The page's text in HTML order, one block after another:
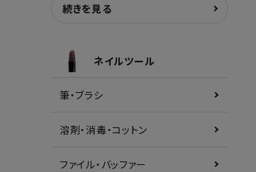
続きを見る
ネイルツール
筆・ブラシ
溶剤・消毒・コットン
ファイル・バッファー